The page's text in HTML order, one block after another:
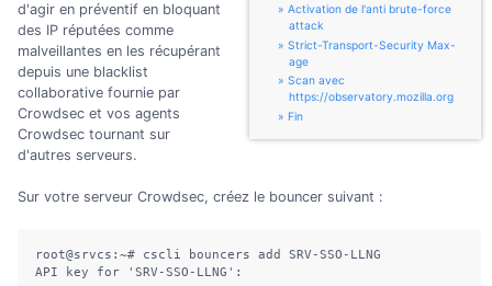
Activation de l'anti brute-force
attack
Strict-Transport-Security Max-
age
Scan avec
https://observatory.mozilla.org
Fin
d'agir en préventif en bloquant
des IP réputées comme
malveillantes en les récupérant
depuis une blacklist
collaborative fournie par
Crowdsec et vos agents
Crowdsec tournant sur
d'autres serveurs.
Sur votre serveur Crowdsec, créez le bouncer suivant :
root@srvcs:~# cscli bouncers add SRV-SSO-LLNG
API key for 'SRV-SSO-LLNG':